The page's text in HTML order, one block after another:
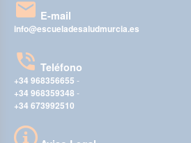
E-mail
info@escueladesaludmurcia.es
Teléfono
+34 968356655 -
+34 968359348 -
+34 673992510